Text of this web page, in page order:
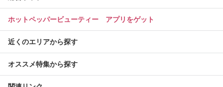
ホットペッパービューティー アプリをゲット
近くのエリアから探す
オススメ特集から探す